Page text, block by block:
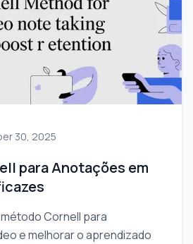
30, 2025
para Anotações em
Cornell para
e melhorar o aprendizado